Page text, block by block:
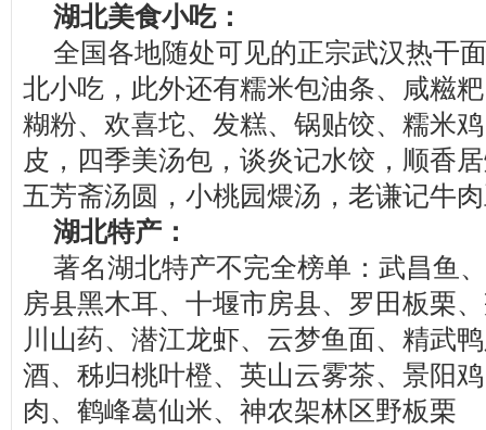
湖北美食小吃：
全国各地随处可见的正宗武汉热干
北小吃，此外还有糯米包油条、咸糍
糊粉、欢喜坨、发糕、锅贴饺、糯米
皮，四季美汤包，谈炎记水饺，顺香
五芳斋汤圆，小桃园煨汤，老谦记牛
湖北特产：
著名湖北特产不完全榜单：武昌鱼
房县黑木耳、十堰市房县、罗田板栗
川山药、潜江龙虾、云梦鱼面、精武
酒、秭归桃叶橙、英山云雾茶、景阳
肉、鹤峰葛仙米、神农架林区野板栗